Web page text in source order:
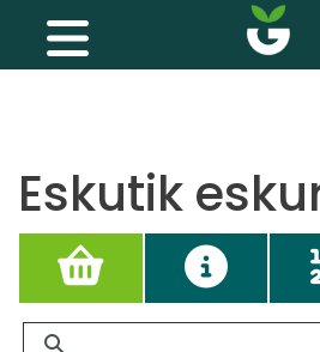
Eskutik